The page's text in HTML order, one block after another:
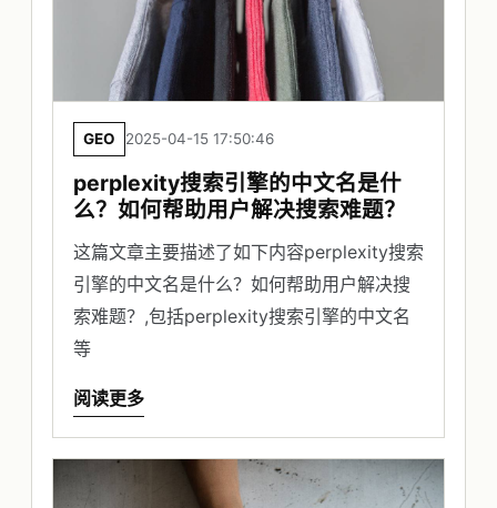
GEO 2025-04-15 17:50:46
perplexity搜索引擎的中文名是什
么？如何帮助用户解决搜索难题？
这篇文章主要描述了如下内容perplexity搜索
引擎的中文名是什么？如何帮助用户解决搜
索难题？,包括perplexity搜索引擎的中文名
等
阅读更多